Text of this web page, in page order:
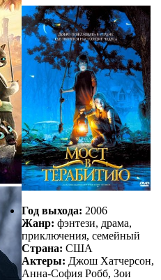
Год выхода: 2006
Жанр: фэнтези, драма,
приключения, семейный
Страна: США
Актеры: Джош Хатчерсон,
Анна-София Робб, Зои